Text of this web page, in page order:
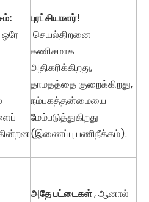
புரட்சியாளர்!
செயல்திறனை
கணிசமாக
அதிகரிக்கிறது,
தாமதத்தை குறைக்கிறது,
நம்பகத்தன்மையை
மேம்படுத்துகிறது
(இணைப்பு பணிநீக்கம்).
அதே பட்டைகள், ஆனால்